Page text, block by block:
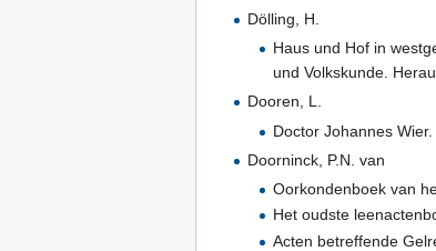
Dölling, H.
Haus und Hof in
und Volkskunde.
Dooren, L.
Doctor Johannes
Doorninck, P.N. van
Oorkondenboek van
Het oudste
Acten betreffende